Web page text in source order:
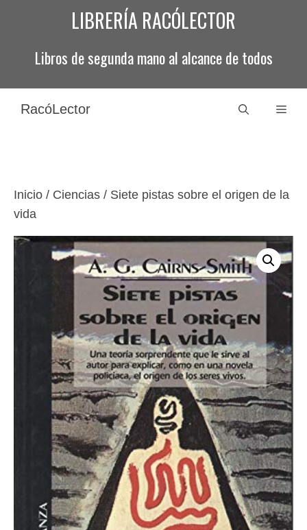
LIBRERÍA RACÓLECTOR
Libros de segunda mano al alcance de todos
RacóLector
Inicio / Ciencias / Siete pistas sobre el origen de la
vida